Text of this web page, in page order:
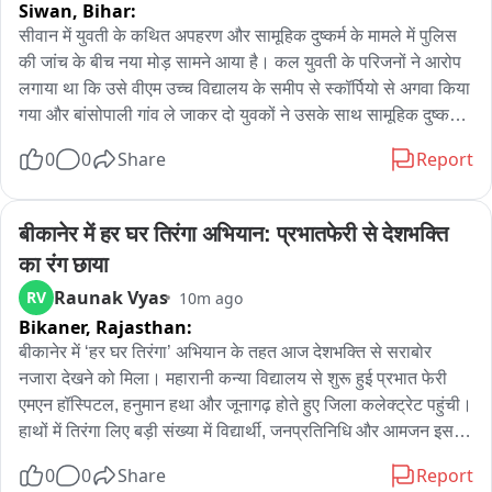
Siwan, Bihar:
सीवान में युवती के कथित अपहरण और सामूहिक दुष्कर्म के मामले में पुलिस
की जांच के बीच नया मोड़ सामने आया है। कल युवती के परिजनों ने आरोप
लगाया था कि उसे वीएम उच्च विद्यालय के समीप से स्कॉर्पियो से अगवा किया
गया और बांसोपाली गांव ले जाकर दो युवकों ने उसके साथ सामूहिक दुष्कर्म
युवती का हाल जाना था। वहीं इस मामले में आज नगर थाना पुलिस ने एक
क्षेत्र के बलेथा गांव का रहने वाला बताया जा रहा है और फिलहाल मुंबई में
रहता है। पुलिस गाड़ी में हिरासत में बैठे आरोपी युवक ने अपना पक्ष रखते हुए
दावा किया कि वह युवती को पहले से जानता है और दोनों के बीच बातचीत
होती थी। जब वह सीवान आया था, तब युवती ने उसे नगर थाना क्षेत्र के
शेखर सिनेमा के पास एक रेस्टोरेंट में मिलने के लिए बुलाया था। युवती अपनी
बहन के साथ खुद अपनी मर्जी से उससे मिलने आई थी। मुलाकात के दौरान
ही युवती को अचानक ब्लीडिंग होने लगी। स्थिति को देखते हुए उसने युवती
को पैड दिया, ताकि ब्लीडिंग को संभाला जा सके। इसके बाद आरोपी ने
पुलिस के सामने दावा किया कि युवती के साथ किसी तरह का दुष्कर्म नहीं
और नगर थाना की टीम आरोपी युवक के निशानदेही पर नगर थाना के शेखर
0 0 Share Report
बीकानेर में हर घर तिरंगा अभियान: प्रभातफेरी से देशभक्ति
का रंग छाया
RV Raunak Vyas 10m ago
Bikaner, Rajasthan:
बीकानेर में ‘हर घर तिरंगा’ अभियान के तहत आज देशभक्ति से सराबोर
नजारा देखने को मिला। महारानी कन्या विद्यालय से शुरू हुई प्रभात फेरी
एमएन हॉस्पिटल, हनुमान हथा और जूनागढ़ होते हुए जिला कलेक्ट्रेट पहुंची।
हाथों में तिरंगा लिए बड़ी संख्या में विद्यार्थी, जनप्रतिनिधि और आमजन इस
में रंगा नजर आया। जगह-जगह लोगों ने तिरंगा यात्रा का उत्साह के साथ
0 0 Share Report